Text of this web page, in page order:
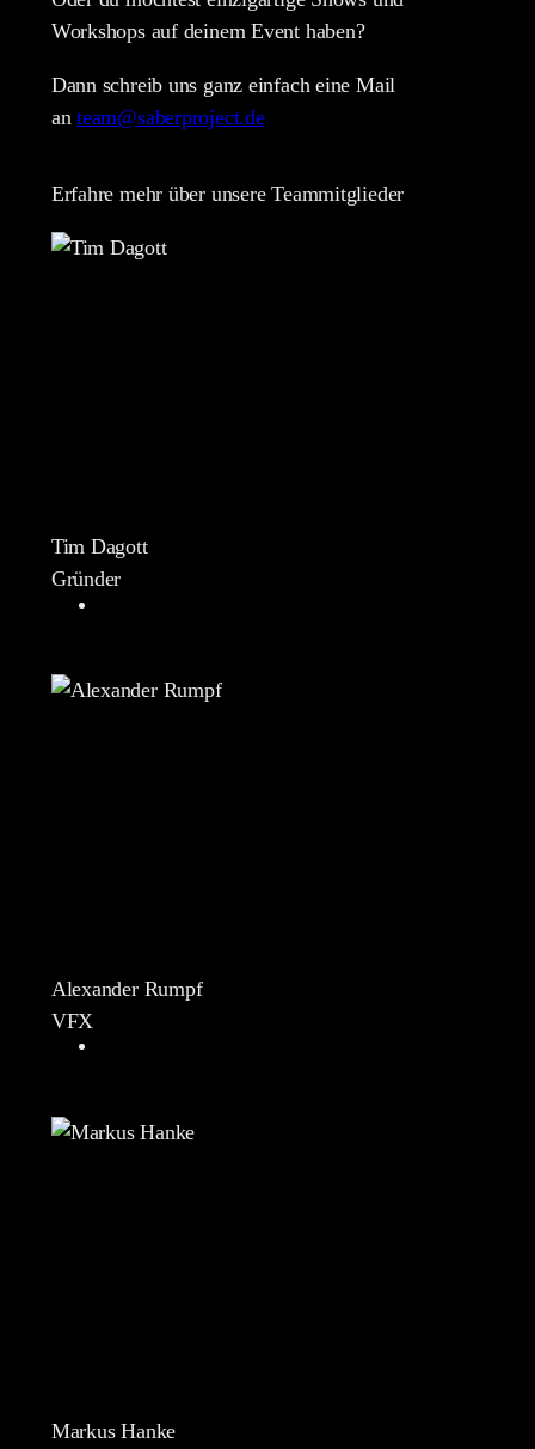
Workshops auf deinem Event haben?
Dann schreib uns ganz einfach eine Mail
anteam@saberproject.de
Erfahre mehr über unsere Teammitglieder
Tim Dagott
Gründer
Alexander Rumpf
VFX
Markus Hanke